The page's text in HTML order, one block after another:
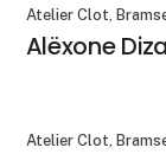
Atelier Clot,
Alëxone
Atelier Clot,